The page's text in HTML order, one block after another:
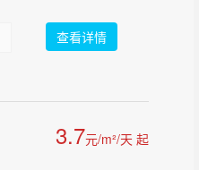
查看详情
3.7元/m²/天 起